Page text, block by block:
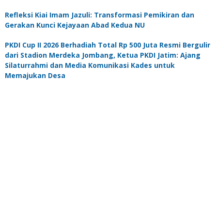
Refleksi Kiai Imam Jazuli: Transformasi Pemikiran dan
Gerakan Kunci Kejayaan Abad Kedua NU
PKDI Cup II 2026 Berhadiah Total Rp 500 Juta Resmi Bergulir
dari Stadion Merdeka Jombang, Ketua PKDI Jatim: Ajang
Silaturrahmi dan Media Komunikasi Kades untuk
Memajukan Desa